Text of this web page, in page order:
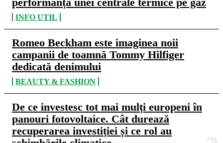
INFO UTIL
Romeo Beckham este imaginea noii
campanii de toamnă Tommy Hilfiger
dedicată denimului
BEAUTY & FASHION
De ce investesc tot mai mulți europeni în
panouri fotovoltaice. Cât durează
recuperarea investiției și ce rol au